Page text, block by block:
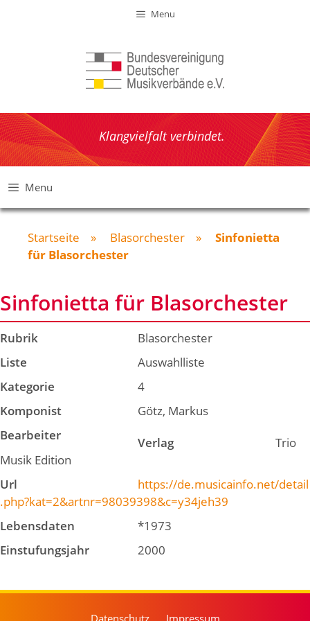
Menu
Klangvielfalt verbindet.
Menu
Startseite » Blasorchester » Sinfonietta
für Blasorchester
Sinfonietta für Blasorchester
Rubrik
Blasorchester
Liste
Auswahlliste
Kategorie
4
Komponist
Götz, Markus
Bearbeiter
Verlag
Trio
Musik Edition
Url
https://de.musicainfo.net/detail
.php?kat=2&artnr=98039398&c=y34jeh39
Lebensdaten
*1973
Einstufungsjahr
2000
Datenschutz Impressum